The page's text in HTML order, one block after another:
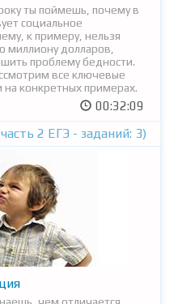
ты поймешь, почему в
социальное
к примеру, нельзя
миллиону долларов,
проблему бедности.
все ключевые
конкретных примерах.
00:32:09
2 ЕГЭ - заданий: 3)